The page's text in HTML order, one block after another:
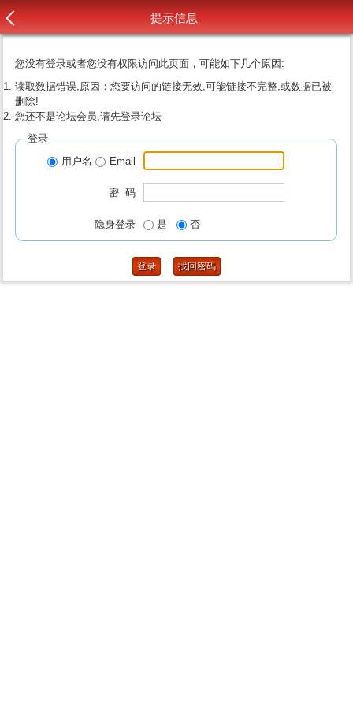
提示信息
您没有登录或者您没有权限访问此页面，可能如下几个原因:
读取数据错误,原因：您要访问的链接无效,可能链接不完整,或数据已被
删除!
您还不是论坛会员,请先登录论坛
登录
用户名
Email
密 码
隐身登录 是 否